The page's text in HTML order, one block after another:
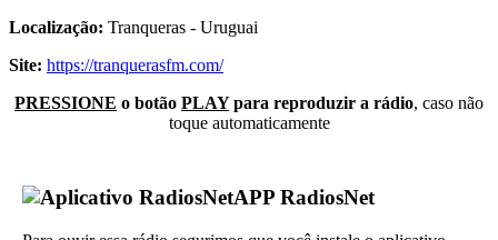
Localização: Tranqueras - Uruguai
Site: https://tranquerasfm.com/
PRESSIONE o botão PLAYpara reproduzir a rádio, caso não
toque automaticamente
APP RadiosNet